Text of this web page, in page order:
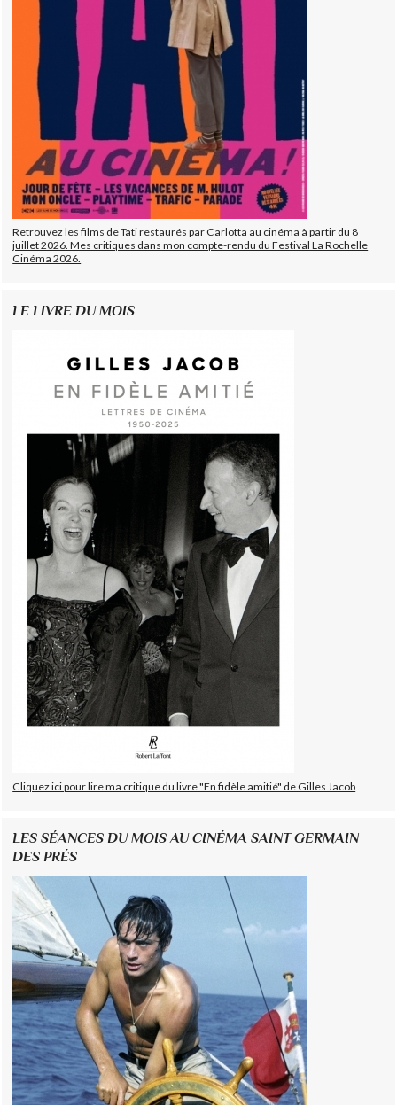
Retrouvez les films de Tati restaurés par Carlotta au cinéma à partir du 8
juillet 2026. Mes critiques dans mon compte-rendu du Festival La Rochelle
Cinéma 2026.
LE LIVRE DU MOIS
Cliquez ici pour lire ma critique du livre "En fidèle amitié" de Gilles Jacob
LES SÉANCES DU MOIS AU CINÉMA SAINT GERMAIN
DES PRÉS